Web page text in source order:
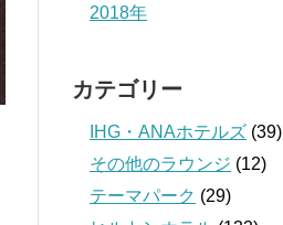
2018年
カテゴリー
IHG・ANAホテルズ (39)
その他のラウンジ (12)
テーマパーク (29)